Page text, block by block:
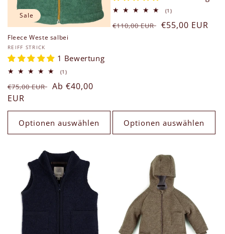
Sale
Fleece Weste salbei
Anbieter:
REIFF STRICK
1 Bewertung
(1)1
insgesamt
Normaler
Preis
€75,00 EUR Verkaufspreis
Ab €40,00
EUR
Optionen auswählen
(1)1
insgesamt
Normaler
€110,00 EUR Verkaufspreis
€55,00 EUR
Optionen auswählen